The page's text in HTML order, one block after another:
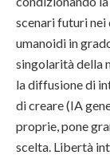
scenari futuri nei
umanoidi in
singolarità della
la diffusione di
di creare (IA
proprie, pone
scelta. Libertà